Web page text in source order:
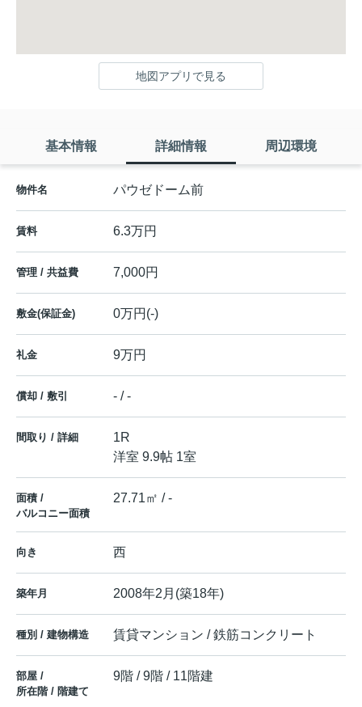
地図アプリで見る
基本情報 詳細情報 周辺環境
物件名 パウゼドーム前
賃料 6.3万円
管理 / 共益費 7,000円
敷金(保証金) 0万円(-)
礼金 9万円
償却 / 敷引 - / -
間取り / 詳細
1R
洋室 9.9帖 1室
面積 /
バルコニー面積
27.71㎡ / -
向き 西
築年月 2008年2月(築18年)
種別 / 建物構造 賃貸マンション / 鉄筋コンクリート
部屋 /
所在階 / 階建て
9階 / 9階 / 11階建